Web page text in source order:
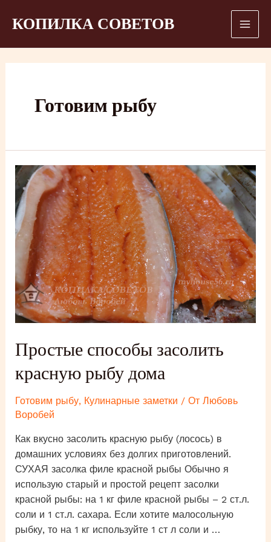
КОПИЛКА СОВЕТОВ
Готовим рыбу
Простые способы засолить
красную рыбу дома
Готовим рыбу, Кулинарные заметки / От Любовь
Воробей
Как вкусно засолить красную рыбу (лосось) в
домашних условиях без долгих приготовлений.
СУХАЯ засолка филе красной рыбы Обычно я
использую старый и простой рецепт засолки
красной рыбы: на 1 кг филе красной рыбы – 2 ст.л.
соли и 1 ст.л. сахара. Если хотите малосольную
рыбку, то на 1 кг используйте 1 ст л соли и …